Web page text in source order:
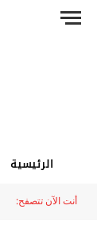
الرئيسية
أنت الآن تتصفح: